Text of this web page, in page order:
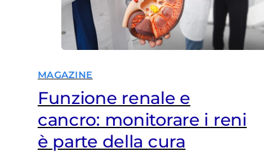
penseranno i…
MAGAZINE
Funzione renale e
cancro: monitorare i reni
è parte della cura